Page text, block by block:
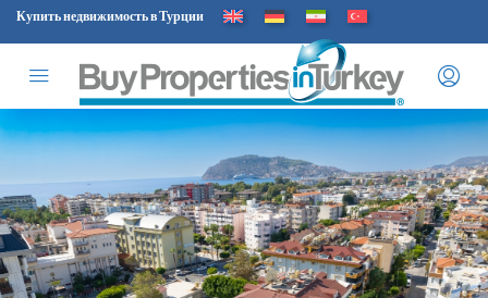
Купить недвижимость в Турции